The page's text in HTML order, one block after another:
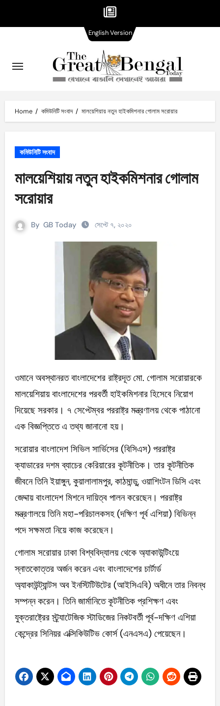
content
Home কমিউনিটি সংবাদ মালয়েশিয়ায় নতুন হাইকমিশনার গোলাম সরোয়ার
কমিউনিটি সংবাদ
মালয়েশিয়ায় নতুন হাইকমিশনার গোলাম
সরোয়ার
By GB Today সেপ্টে ৭, ২০২০
ওমানে অবস্থানরত বাংলাদেশের রাষ্ট্রদূত মো. গোলাম সরোয়ারকে
মালয়েশিয়ায় বাংলাদেশের পরবর্তী হাইকমিশনার হিসেবে নিয়োগ
দিয়েছে সরকার। ৭ সেপ্টেম্বর পররাষ্ট্র মন্ত্রণালয় থেকে পাঠানো
এক বিজ্ঞপ্তিতে এ তথ্য জানানো হয়।
সরোয়ার বাংলাদেশ সিভিল সার্ভিসের (বিসিএস) পররাষ্ট্র
ক্যাডারের দশম ব্যাচের কেরিয়ারের কূটনীতিক। তার কূটনীতিক
জীবনে তিনি ইয়াঙ্গুন, কুয়ালালামপুর, কাঠমান্ডু, ওয়াশিংটন ডিসি এবং
জেদ্দায় বাংলাদেশ মিশনে দায়িত্ব পালন করেছেন। পররাষ্ট্র
মন্ত্রণালয়ে তিনি মহা-পরিচালকসহ (দক্ষিণ পূর্ব এশিয়া) বিভিন্ন
পদে সক্ষমতা নিয়ে কাজ করেছেন।
গোলাম সরোয়ার ঢাকা বিশ্ববিদ্যালয় থেকে অ্যাকাউন্টিংয়ে
স্নাতকোত্তর অর্জন করেন এবং বাংলাদেশের চার্টার্ড
অ্যাকাউন্ট্যান্টস অব ইনস্টিটিউটের (আইসিএবি) অধীনে তার নিবন্ধ
সম্পন্ন করেন। তিনি জার্মানিতে কূটনীতিক প্রশিক্ষণ এবং
যুক্তরাষ্ট্রের স্ট্র্যাটেজিক স্টাডিজের নিকটবর্তী পূর্ব-দক্ষিণ এশিয়া
কেন্দ্রের সিনিয়র এক্সিকিউটিভ কোর্স (এনএসএ) পেয়েছেন।
English VersionVersion